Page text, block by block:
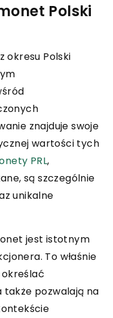
Polski
okresu Polski
znajduje swoje
wartości tych
PRL,
są szczególnie
unikalne
jest istotnym
To właśnie
pozwalają na